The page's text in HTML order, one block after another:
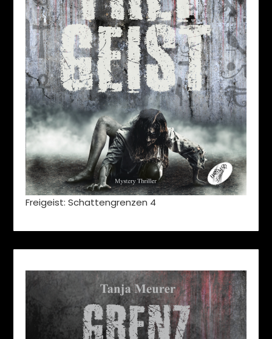
Freigeist: Schattengrenzen 4